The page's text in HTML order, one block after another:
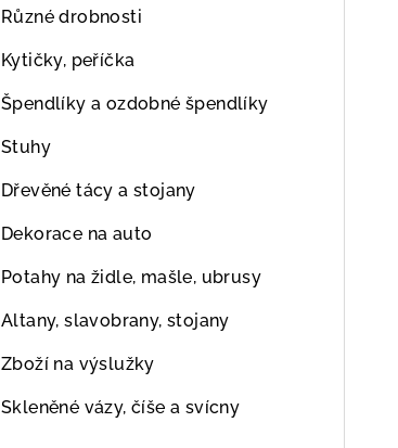
Různé drobnosti
Kytičky, peříčka
Špendlíky a ozdobné špendlíky
Stuhy
Dřevěné tácy a stojany
Dekorace na auto
Potahy na židle, mašle, ubrusy
Altany, slavobrany, stojany
Zboží na výslužky
Skleněné vázy, číše a svícny